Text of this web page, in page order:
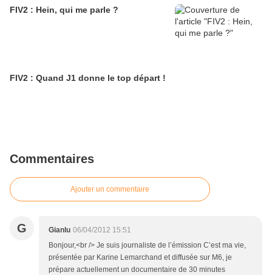
FIV2 : Hein, qui me parle ?
FIV2 : Quand J1 donne le top départ !
Commentaires
Ajouter un commentaire
G Gianlu 06/04/2012 15:51
Bonjour,<br /> Je suis journaliste de l’émission C’est ma vie,
présentée par Karine Lemarchand et diffusée sur M6, je
prépare actuellement un documentaire de 30 minutes